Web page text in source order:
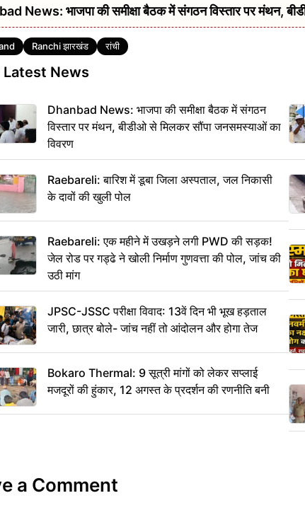
News: भाजपा की समीक्षा बैठक में संगठन विस्तार पर मंथन,
Ranchi झारखंड रांची
Latest News
Dhanbad News: भाजपा की समीक्षा बैठक में संगठन
विस्तार पर मंथन, बीडीओ से मिलकर सौंपा जनसमस्याओं का
विवरण
Raebareli: बारिश में डूबा जिला अस्पताल, जल निकासी
के दावों की खुली पोल
Raebareli: एक महीने में उखड़ने लगी PWD की सड़क!
जेल रोड पर गड्ढे ने खोली निर्माण गुणवत्ता की पोल, जांच की
उठी मांग
JPSC-JSSC परीक्षा विवाद: 13वें दिन भी भूख हड़ताल
जारी, छात्र बोले- जांच नहीं तो आंदोलन और होगा तेज
Bokaro Thermal: 9 सूत्री मांगों को लेकर सप्लाई
मजदूरों की हुंकार, 12 अगस्त के प्रदर्शन की रणनीति बनी
a Comment